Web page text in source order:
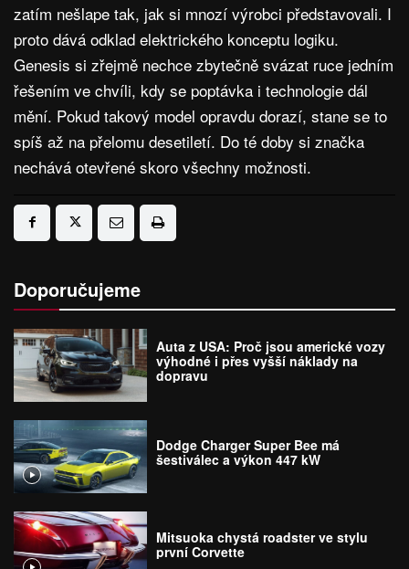
zatím nešlape tak, jak si mnozí výrobci představovali. I
proto dává odklad elektrického konceptu logiku.
Genesis si zřejmě nechce zbytečně svázat ruce jedním
řešením ve chvíli, kdy se poptávka i technologie dál
mění. Pokud takový model opravdu dorazí, stane se to
spíš až na přelomu desetiletí. Do té doby si značka
nechává otevřené skoro všechny možnosti.
Doporučujeme
Auta z USA: Proč jsou americké vozy
výhodné i přes vyšší náklady na
dopravu
Dodge Charger Super Bee má
šestiválec a výkon 447 kW
Mitsuoka chystá roadster ve stylu
první Corvette